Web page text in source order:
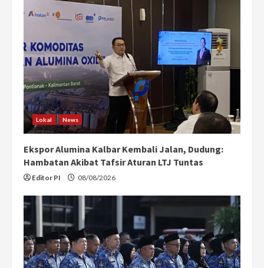
Lokal News
Ekspor Alumina Kalbar Kembali Jalan, Dudung:
Hambatan Akibat Tafsir Aturan LTJ Tuntas
Editor PI 08/08/2026